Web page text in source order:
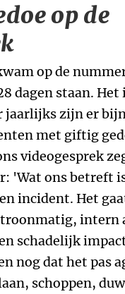
op de
op de
dagen staan. Het
jaarlijks zijn er
met giftig
videogesprek
'Wat ons betreft
incident. Het
intern
schadelijk
nog dat het pas
schoppen,